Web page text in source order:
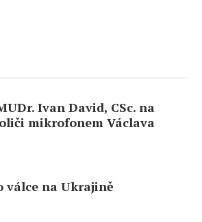
Ivan David, CSc. na
mikrofonem Václava
válce na Ukrajině